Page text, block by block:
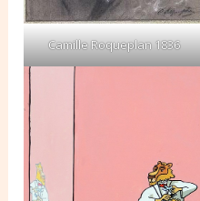
Camille Roqueplan 1836